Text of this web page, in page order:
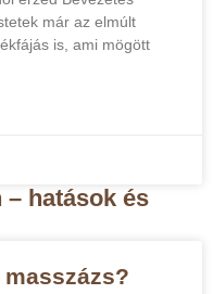
már az elmúlt
is, ami mögött
hatások és